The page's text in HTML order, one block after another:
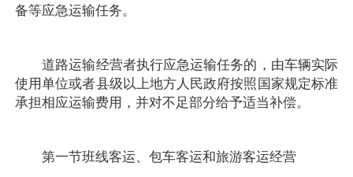
备等应急运输任务。
道路运输经营者执行应急运输任务的，由车辆实际
使用单位或者县级以上地方人民政府按照国家规定标准
承担相应运输费用，并对不足部分给予适当补偿。
第一节班线客运、包车客运和旅游客运经营